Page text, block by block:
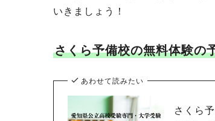
いきましょう！
さくら予備校の無料体験の
あわせて読みたい
さくら